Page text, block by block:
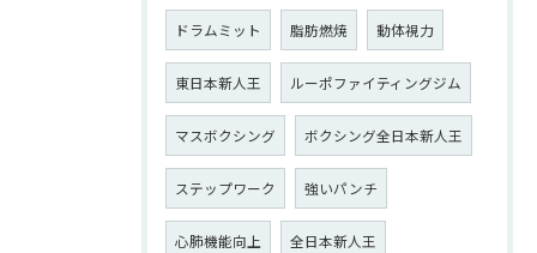
ドラムミット 脂肪燃焼 動体視力
東日本新人王 ルーポファイティングジム
マスボクシング ボクシング全日本新人王
ステップワーク 強いパンチ
心肺機能向上 全日本新人王